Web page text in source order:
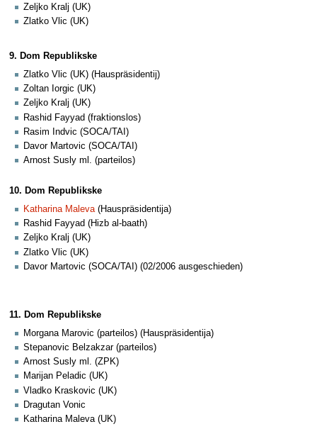
Zeljko Kralj (UK)
Zlatko Vlic (UK)
9. Dom Republikske
Zlatko Vlic (UK) (Hauspräsidentij)
Zoltan Iorgic (UK)
Zeljko Kralj (UK)
Rashid Fayyad (fraktionslos)
Rasim Indvic (SOCA/TAI)
Davor Martovic (SOCA/TAI)
Arnost Susly ml. (parteilos)
10. Dom Republikske
Katharina Maleva (Hauspräsidentija)
Rashid Fayyad (Hizb al-baath)
Zeljko Kralj (UK)
Zlatko Vlic (UK)
Davor Martovic (SOCA/TAI) (02/2006 ausgeschieden)
11. Dom Republikske
Morgana Marovic (parteilos) (Hauspräsidentija)
Stepanovic Belzakzar (parteilos)
Arnost Susly ml. (ZPK)
Marijan Peladic (UK)
Vladko Kraskovic (UK)
Dragutan Vonic
Katharina Maleva (UK)